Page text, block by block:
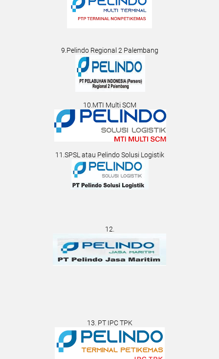
9.Pelindo Regional 2 Palembang
10.MTI Multi SCM
11.SPSL atau Pelindo Solusi Logistik
12.
13. PT IPC TPK